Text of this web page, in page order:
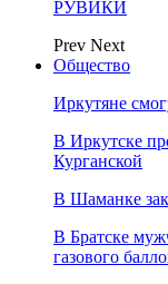
РУВИКИ
Prev Next
Общество
Иркутяне
В Иркутске
Курганской
В Шаманке
В Братске
газового